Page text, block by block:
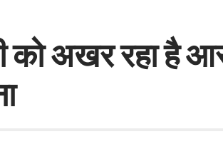
को अखर रहा है